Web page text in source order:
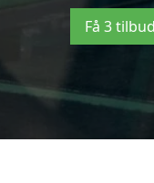
Få 3